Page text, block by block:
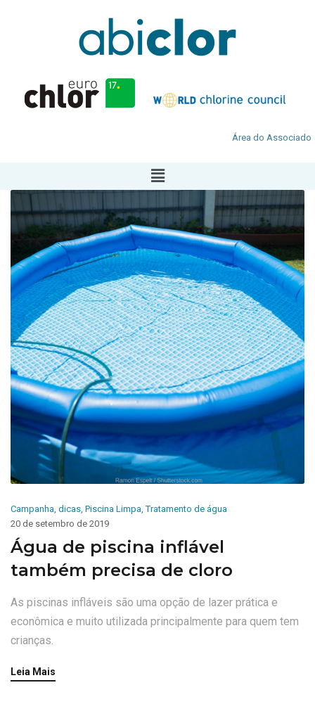
Área do Associado
Campanha, dicas, Piscina Limpa,Tratamento de água
20 de setembro de 2019
Água de piscina inflável
também precisa de cloro
As piscinas infláveis são uma opção de lazer prática e
econômica e muito utilizada principalmente para quem tem
crianças.
Leia Mais